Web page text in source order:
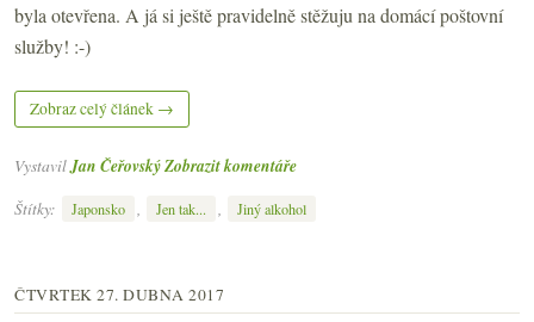
byla otevřena. A já si ještě pravidelně stěžuju na domácí poštovní
služby! :-)
Zobraz celý článek →
Vystavil Jan ČeřovskýZobrazit komentáře
Štítky:
Japonsko , Jen tak... , Jiný alkohol
ČTVRTEK 27. DUBNA 2017